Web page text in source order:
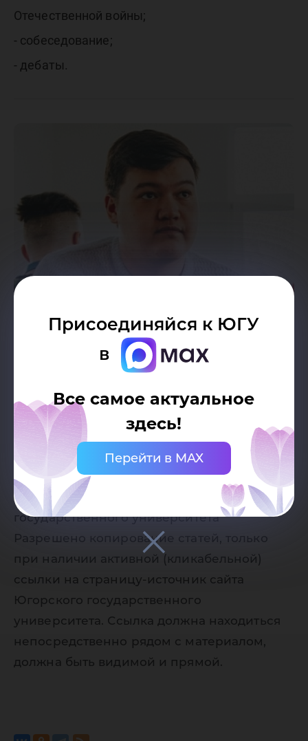
Присоединяйся к ЮГУ
в
Все самое актуальное
здесь!
Перейти в MAX
Отечественной войны;
- собеседование;
- дебаты.
Дата публикации: 08.12.2020
Автор:
Пресс-служба Югорского
государственного университета
Разрешено копирование статей, только
при наличии активной (кликабельной)
ссылки на страницу-источник сайта
Югорского государственного
университета. Ссылка должна находиться
непосредственно рядом с материалом,
должна быть видимой и прямой.